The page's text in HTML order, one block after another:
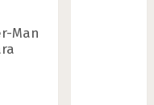
Man